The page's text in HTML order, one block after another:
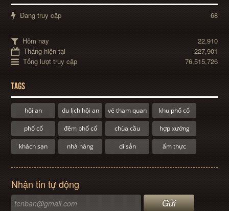
Đang truy cập 68
Hôm nay
22,910
Tháng hiện tại
227,901
Tổng lượt truy cập
76,515,726
TAGS
hội an du lịch hội an vé tham quan khu phố cổ
phố cổ đêm phố cổ chùa cầu hợp xướng
khách sạn nhà hàng di sản ẩm thực
Nhận tin tự động